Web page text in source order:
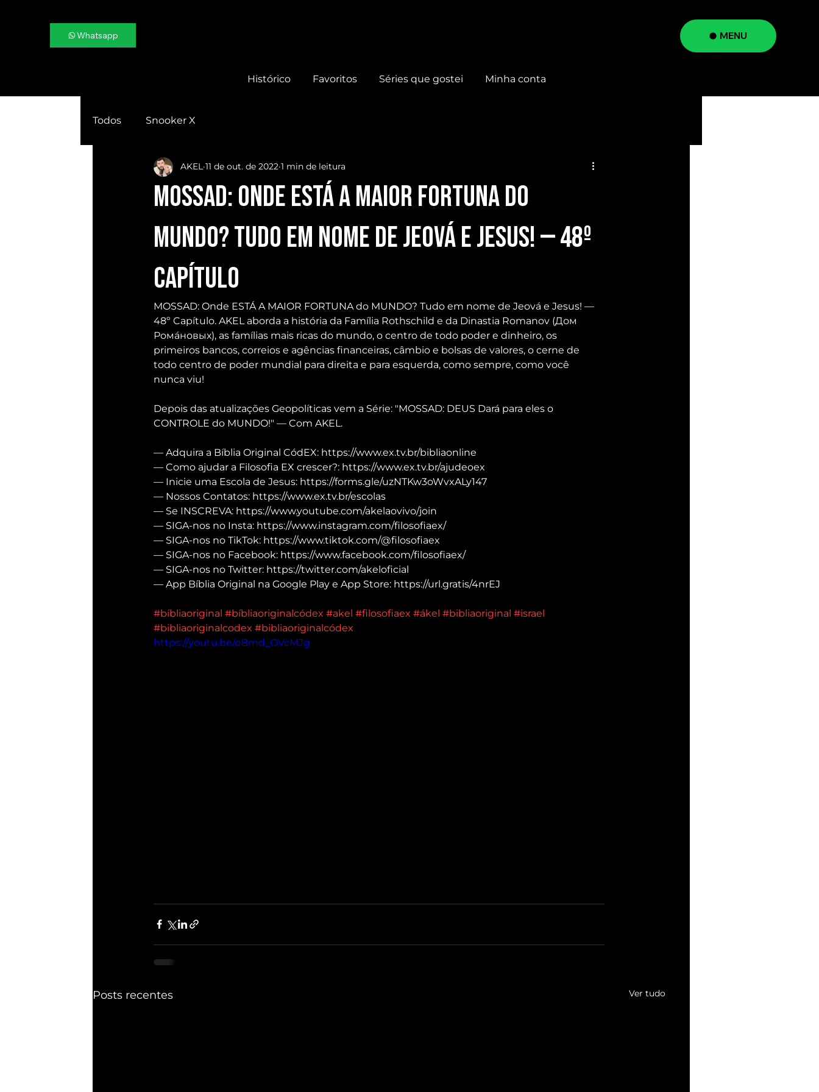
MENU
Whatsapp
Histórico Favoritos Séries que gostei Minha conta
Todos Snooker X
MOSSAD: Onde ESTÁ A MAIOR FORTUNA do
MUNDO? Tudo em nome de Jeová e Jesus! — 48º
Capítulo
AKEL 11 de out. de 2022 1 min de leitura
MOSSAD: Onde ESTÁ A MAIOR FORTUNA do MUNDO? Tudo em nome de Jeová e Jesus! —
48º Capítulo. AKEL aborda a história da Família Rothschild e da Dinastia Romanov (Дом
Рома́новых), as famílias mais ricas do mundo, o centro de todo poder e dinheiro, os
primeiros bancos, correios e agências financeiras, câmbio e bolsas de valores, o cerne de
todo centro de poder mundial para direita e para esquerda, como sempre, como você
nunca viu!
Depois das atualizações Geopolíticas vem a Série: "MOSSAD: DEUS Dará para eles o
CONTROLE do MUNDO!" — Com AKEL.
— Adquira a Bíblia Original CódEX: https://www.ex.tv.br/bibliaonline
— Como ajudar a Filosofia EX crescer?: https://www.ex.tv.br/ajudeoex
— Inicie uma Escola de Jesus: https://forms.gle/uzNTKw3oWvxALy147
— Nossos Contatos: https://www.ex.tv.br/escolas
— Se INSCREVA: https://www.youtube.com/akelaovivo/join
— SIGA-nos no Insta: https://www.instagram.com/filosofiaex/
— SIGA-nos no TikTok: https://www.tiktok.com/@filosofiaex
— SIGA-nos no Facebook: https://www.facebook.com/filosofiaex/
— SIGA-nos no Twitter: https://twitter.com/akeloficial
— App Bíblia Original na Google Play e App Store: https://url.gratis/4nrEJ
#bíbliaoriginal #bíbliaoriginalcódex #akel #filosofiaex #ákel #bibliaoriginal #israel
#bibliaoriginalcodex #bibliaoriginalcódex
https://youtu.be/oBmd_OVcMJg
Posts recentes Ver tudo